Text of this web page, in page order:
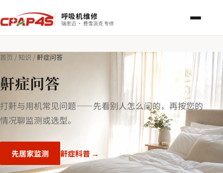
呼吸机维修
瑞思迈 · 费雪派克 专修
首页 / 知识 /鼾症问答
鼾症问答
打鼾与用机常见问题——先看别人怎么问的，再按您的
情况聊监测或选型。
先居家监测 鼾症科普 →